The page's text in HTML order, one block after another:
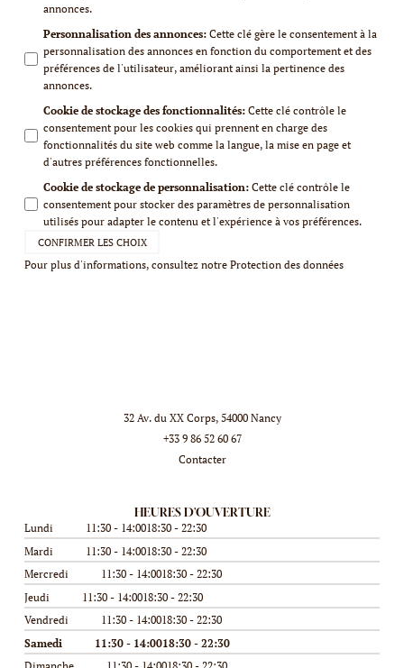
annonces.
Personnalisation des annonces: Cette clé gère le consentement à la
personnalisation des annonces en fonction du comportement et des
préférences de l'utilisateur, améliorant ainsi la pertinence des
annonces.
Cookie de stockage des fonctionnalités: Cette clé contrôle le
consentement pour les cookies qui prennent en charge des
fonctionnalités du site web comme la langue, la mise en page et
d'autres préférences fonctionnelles.
Cookie de stockage de personnalisation: Cette clé contrôle le
consentement pour stocker des paramètres de personnalisation
utilisés pour adapter le contenu et l'expérience à vos préférences.
CONFIRMER LES CHOIX
Pour plus d'informations, consultez notre Protection des données
32 Av. du XX Corps, 54000 Nancy
+33 9 86 52 60 67
Contacter
HEURES D'OUVERTURE
Lundi
11:30 - 14:0018:30 - 22:30
Mardi
11:30 - 14:0018:30 - 22:30
Mercredi
11:30 - 14:0018:30 - 22:30
Jeudi
11:30 - 14:0018:30 - 22:30
Vendredi
11:30 - 14:0018:30 - 22:30
Samedi
11:30 - 14:0018:30 - 22:30